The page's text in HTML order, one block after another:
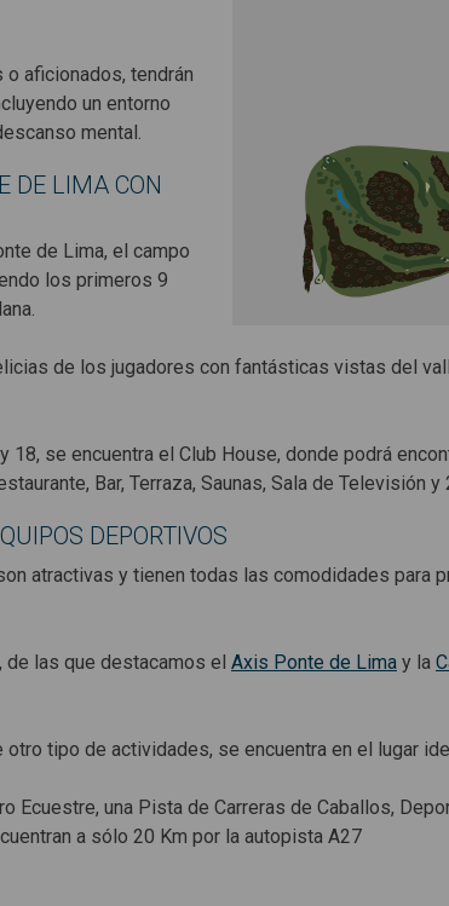
aficionados, tendrán
un entorno
mental.
DE LIMA CON
de Lima, el campo
los primeros 9
de los jugadores con fantásticas vistas del
18, se encuentra el Club House, donde podrá
Bar, Terraza, Saunas, Sala de Televisión
DEPORTIVOS
atractivas y tienen todas las comodidades para
de las que destacamos el Axis Ponte de Lima y la
tipo de actividades, se encuentra en el lugar
Ecuestre, una Pista de Carreras de Caballos,
a sólo 20 Km por la autopista A27